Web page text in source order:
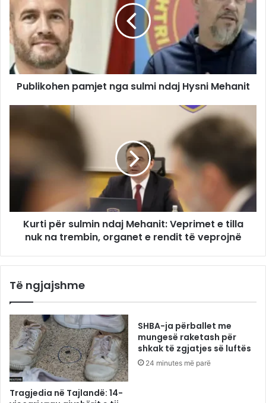
Publikohen pamjet nga sulmi ndaj Hysni Mehanit
Kurti për sulmin ndaj Mehanit: Veprimet e tilla
nuk na trembin, organet e rendit të veprojnë
Të ngjajshme
Tragjedia në Tajlandë: 14-
SHBA-ja përballet me
mungesë raketash për
shkak të zgjatjes së luftës
24 minutes më parë